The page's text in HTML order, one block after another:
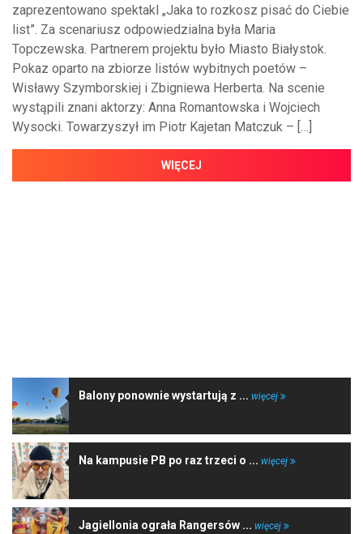
zaprezentowano spektakl „Jaka to rozkosz pisać do Ciebie
list”. Za scenariusz odpowiedzialna była Maria
Topczewska. Partnerem projektu było Miasto Białystok.
Pokaz oparto na zbiorze listów wybitnych poetów –
Wisławy Szymborskiej i Zbigniewa Herberta. Na scenie
wystąpili znani aktorzy: Anna Romantowska i Wojciech
Wysocki. Towarzyszył im Piotr Kajetan Matczuk – […]
WIĘCEJ
Balony ponownie wystartują z ... więcej
Na kampusie PB po raz trzeci o ... więcej
Jagiellonia ograła Rangersów ... więcej